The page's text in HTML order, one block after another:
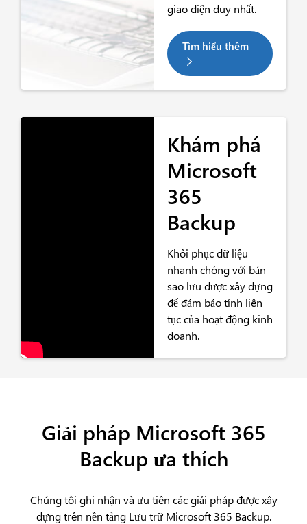
giao diện duy nhất.
Tìm hiểu thêm
Khám phá
Microsoft
365
Backup
Khôi phục dữ liệu
nhanh chóng với bản
sao lưu được xây dựng
để đảm bảo tính liên
tục của hoạt động kinh
doanh.
Giải pháp Microsoft 365
Backup ưa thích
Chúng tôi ghi nhận và ưu tiên các giải pháp được xây
dựng trên nền tảng Lưu trữ Microsoft 365 Backup.